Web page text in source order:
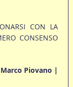
CON LA
CONSENSO
Piovano |